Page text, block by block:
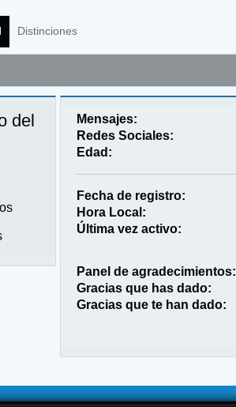
Distinciones
del
Mensajes:
Redes Sociales:
Edad:
Fecha de registro:
Hora Local:
Última vez activo:
Panel de agradecimientos:
Gracias que has dado:
Gracias que te han dado: